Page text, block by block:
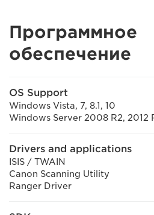
Программное
обеспечение
OS Support
Windows Vista, 7, 8.1, 10
Windows Server 2008 R2, 2012
Drivers and applications
ISIS / TWAIN
Canon Scanning Utility
Ranger Driver